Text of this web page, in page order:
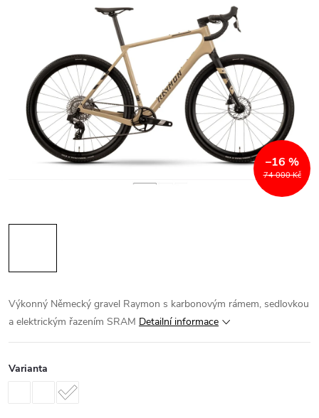
74 000 Kč
–16 %
Výkonný Německý gravel Raymon s karbonovým rámem, sedlovkou
a elektrickým řazením SRAM Detailní informace
Varianta